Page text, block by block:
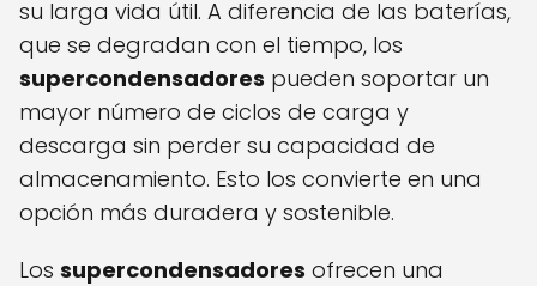
su larga vida útil. A diferencia de las baterías,
que se degradan con el tiempo, los
supercondensadores pueden soportar un
mayor número de ciclos de carga y
descarga sin perder su capacidad de
almacenamiento. Esto los convierte en una
opción más duradera y sostenible.
Los supercondensadores ofrecen una